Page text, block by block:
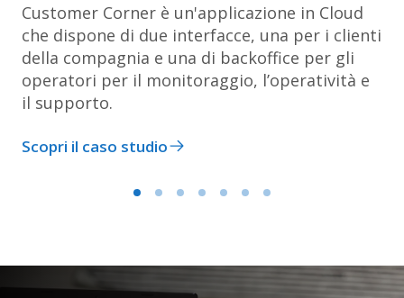
Customer Corner è un'applicazione in Cloud
che dispone di due interfacce, una per i clienti
della compagnia e una di backoffice per gli
operatori per il monitoraggio, l’operatività e
il supporto.
Scopri il caso studio
Ultimo articolo pubblicato